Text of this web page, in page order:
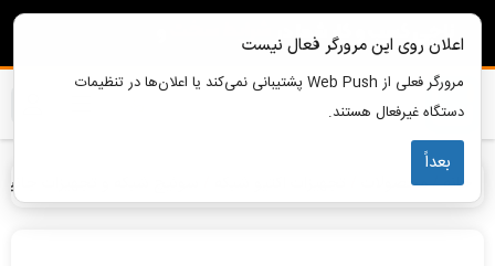
خانه محصولات سوئیچ شبکه و تجهیزات
اعلان روی این مرورگر فعال نیست
مرورگر فعلی از Web Push پشتیبانی نمی‌کند یا اعلان‌ها در تنظیمات
دستگاه غیرفعال هستند.
بعداً